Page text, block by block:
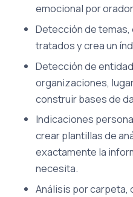
emocional por
Detección de
tratados y crea un
Detección de
organizaciones,
construir bases de
Indicaciones
crear plantillas de
exactamente la
necesita.
Análisis por carpeta,